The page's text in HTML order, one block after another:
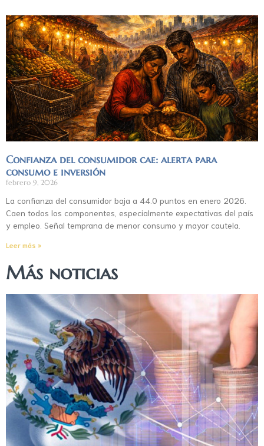
Confianza del consumidor cae: alerta para
consumo e inversión
febrero 9, 2026
La confianza del consumidor baja a 44.0 puntos en enero 2026.
Caen todos los componentes, especialmente expectativas del país
y empleo. Señal temprana de menor consumo y mayor cautela.
Leer más »
Más noticias